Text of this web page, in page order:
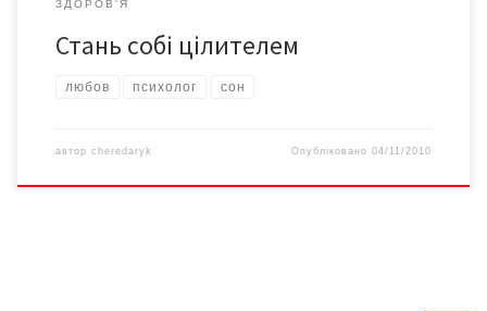
ЗДОРОВ'Я
Стань собі цілителем
любов психолог сон
автор cheredaryk Опубліковано04/11/2010